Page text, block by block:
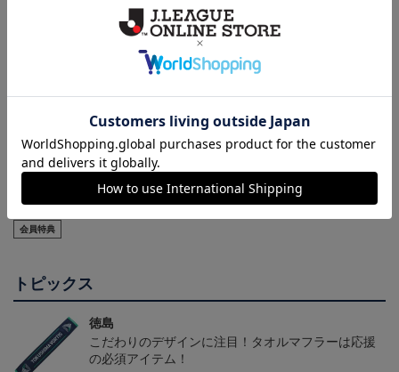
2026/27オーセンティッ
クユニフォーム(FP1st/半
袖)
会員特典
NEW
徳島ヴォルティス ニョ
ロボン タオルマフラー
徳島ヴォルティス ピカ
チュウ タオルマフラー
トピックス
徳島
こだわりのデザインに注目！タオルマフラーは応援
の必須アイテム！